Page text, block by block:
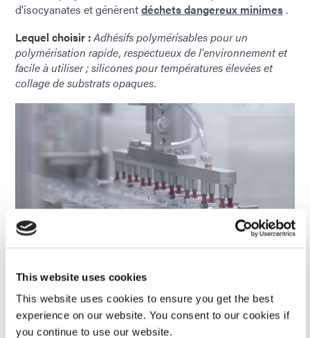
This website uses cookies
This website uses cookies to ensure you get the best
experience on our website. You consent to our cookies if
you continue to use our website.
d'isocyanates et génèrentdéchets dangereux minimes.
Lequel choisir :Adhésifs polymérisables pour un
polymérisation rapide, respectueux de l'environnement et
facile à utiliser ; silicones pour températures élevées et
collage de substrats opaques.
Les lignes d’assemblage automatisées à grande vitesse
sont idéales pour les LCM à durcissement rapide.
Adhésifs polymérisables photopolymérisables et